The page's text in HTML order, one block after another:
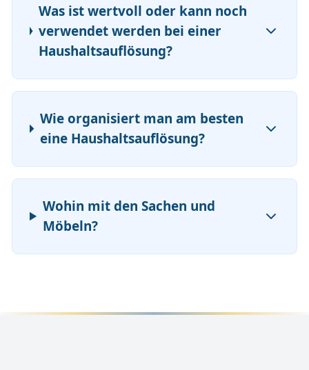
Was ist wertvoll oder kann noch
verwendet werden bei einer
Haushaltsauflösung?
Wie organisiert man am besten
eine Haushaltsauflösung?
Wohin mit den Sachen und
Möbeln?